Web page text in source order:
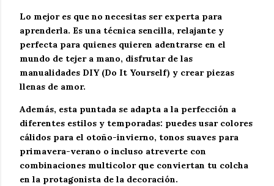
Lo mejor es que no necesitas ser experta para
aprenderla. Es una técnica sencilla, relajante y
perfecta para quienes quieren adentrarse en el
mundo de tejer a mano, disfrutar de las
manualidades DIY (Do It Yourself) y crear piezas
llenas de amor.
Además, esta puntada se adapta a la perfección a
diferentes estilos y temporadas: puedes usar colores
cálidos para el otoño-invierno, tonos suaves para
primavera-verano o incluso atreverte con
combinaciones multicolor que conviertan tu colcha
en la protagonista de la decoración.